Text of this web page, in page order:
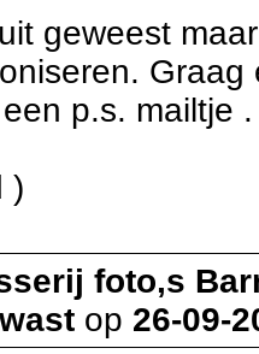
geweest
p.s. mailtje .
)
foto,s
op 26-09-